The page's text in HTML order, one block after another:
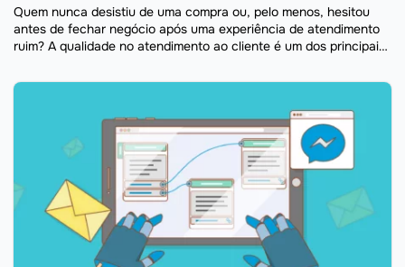
Quem nunca desistiu de uma compra ou, pelo menos, hesitou
antes de fechar negócio após uma experiência de atendimento
ruim? A qualidade no atendimento ao cliente é um dos principais